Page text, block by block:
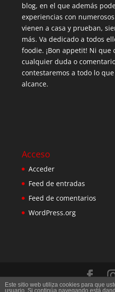
blog, en el que además
experiencias con
vienen a casa y prueban,
más. Va dedicado a todos
foodie. ¡Bon appetit! Ni que
cualquier duda o
contestaremos a todo lo
alcance.
Acceso
Acceder
Feed de entradas
Feed de comentarios
WordPress.org
Este sitio web utiliza cookies para que
usuario. Si continúa navegando está